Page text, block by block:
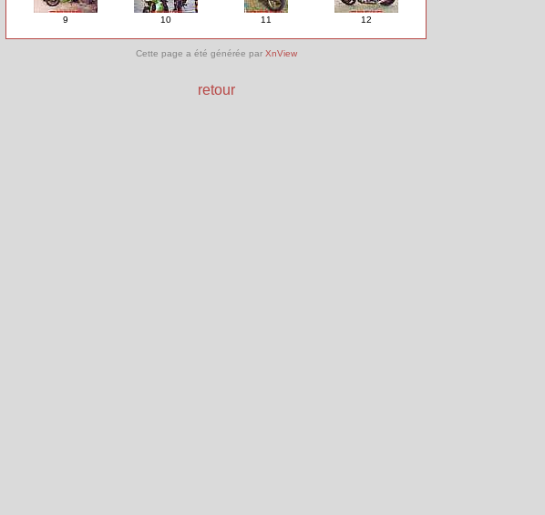
9 10 11 12
Cette page a été générée par XnView
retour